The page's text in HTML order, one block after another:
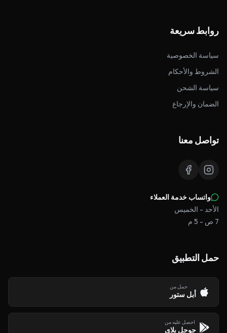
روابط سريعة
سياسة الخصوصية
الشروط والأحكام
سياسة الشحن
الضمان والإرجاع
تواصل معنا
واتساب خدمة العملاء
الأحد - الخميس
7 ص - 5 م
حمل التطبيق
حمل من
أبل ستور
احصل عليه من
جوجل بلاي